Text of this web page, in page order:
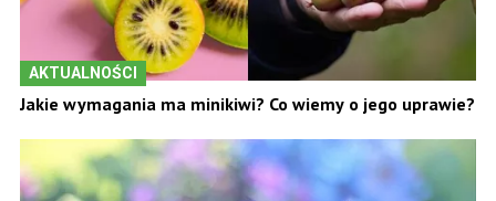
AKTUALNOŚCI
Jakie wymagania ma minikiwi? Co wiemy o jego uprawie?